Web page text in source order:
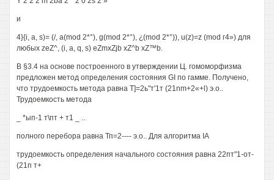
и
4}{i, a, s)= (/, a(mod 2*°), g(mod 2*°), ¿(mod 2*°)), u(z)=z (mod г4») для
любых zeZ^, (i, a, q, s) eZmxZjb xZ^b xZ™b.
В §3.4 на основе построенного в утверждении Ц. гомоморфизма
предложен метод определения состояния GI по гамме. Получено,
что трудоемкость метода равна Т]=2ь"т'1т (21nm+2«+l) э.о..
Трудоемкость метода
_ *ып-1 т\пт + т1 _ ..
полного перебора равна Тп=2---- э.о.. Для алгоритма IA
трудоемкость определения начального состояния равна 22пт"1-от-
(21п т+